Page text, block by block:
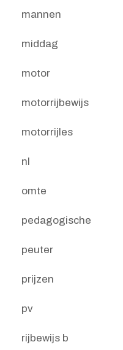
mannen
middag
motor
motorrijbewijs
motorrijles
nl
omte
pedagogische
peuter
prijzen
pv
rijbewijs b